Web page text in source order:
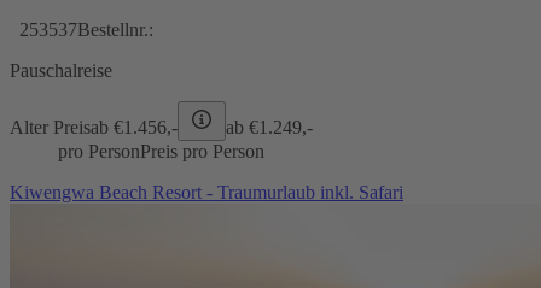
253537Bestellnr.:
Pauschalreise
Alter Preisab €1.456,- ab €1.249,-
pro PersonPreis pro Person
Kiwengwa Beach Resort - Traumurlaub inkl. Safari